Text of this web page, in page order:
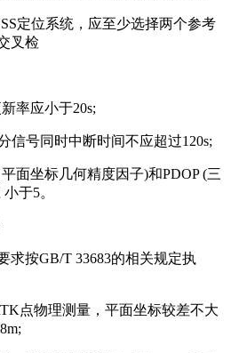
定位系统，应至少选择两个参考
叉检
率应小于20s;
信号同时中断时间不应超过120s;
面坐标几何精度因子)和PDOP (三
于5。
求按GB/T 33683的相关规定执
点物理测量，平面坐标较差不大